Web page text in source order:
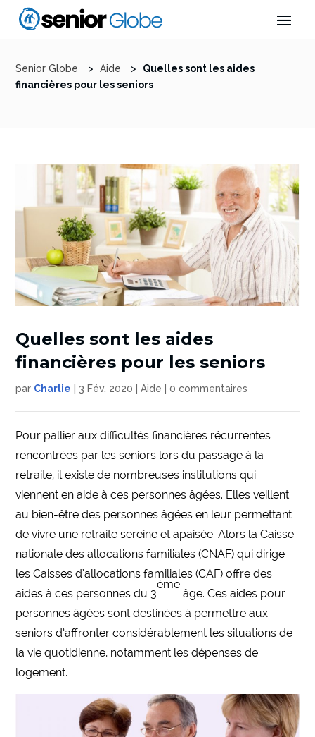
Senior Globe > Aide >
Quelles sont les aides
financières pour les seniors
Quelles sont les aides
financières pour les seniors
par Charlie | 3 Fév, 2020 |Aide |0 commentaires
Pour pallier aux difficultés financières récurrentes
rencontrées par les seniors lors du passage à la
retraite, il existe de nombreuses institutions qui
viennent en aide à ces personnes âgées. Elles veillent
au bien-être des personnes âgées en leur permettant
de vivre une retraite sereine et apaisée. Alors la Caisse
nationale des allocations familiales (CNAF) qui dirige
les Caisses d’allocations familiales (CAF) offre des
aides à ces personnes du 3
ème
âge. Ces aides pour
personnes âgées sont destinées à permettre aux
seniors d’affronter considérablement les situations de
la vie quotidienne, notamment les dépenses de
logement.